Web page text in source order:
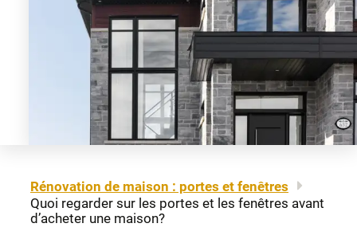
Rénovation de maison : portes et fenêtres
Quoi regarder sur les portes et les fenêtres avant
d’acheter une maison?
Portes-patio
Matériaux de portes
Fenêtres à auvent
Fenêtres à guillotine
Nous joindre
Nos détaillants
Brochures et guides
Mentions légales
Plan du site